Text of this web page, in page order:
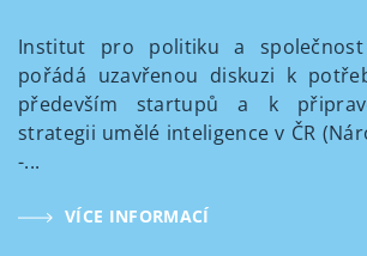
Institut pro politiku a
pořádá uzavřenou diskuzi k
především startupů a k
strategii umělé inteligence v ČR
-...
VÍCE INFORMACÍ